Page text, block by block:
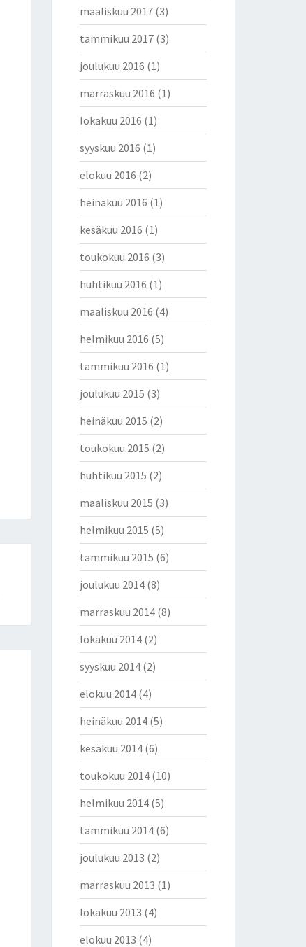
maaliskuu 2017(3)
tammikuu 2017(3)
joulukuu 2016 (1)
marraskuu 2016 (1)
lokakuu 2016 (1)
syyskuu 2016 (1)
elokuu 2016 (2)
heinäkuu 2016 (1)
kesäkuu 2016 (1)
toukokuu 2016 (3)
huhtikuu 2016 (1)
maaliskuu 2016 (4)
helmikuu 2016 (5)
tammikuu 2016 (1)
joulukuu 2015 (3)
heinäkuu 2015 (2)
toukokuu 2015 (2)
huhtikuu 2015 (2)
maaliskuu 2015 (3)
helmikuu 2015 (5)
tammikuu 2015 (6)
joulukuu 2014(8)
marraskuu 2014(8)
lokakuu 2014(2)
syyskuu 2014(2)
elokuu 2014(4)
heinäkuu 2014(5)
kesäkuu 2014(6)
toukokuu 2014(10)
helmikuu 2014(5)
tammikuu 2014(6)
joulukuu 2013 (2)
marraskuu 2013 (1)
lokakuu 2013 (4)
elokuu 2013 (4)